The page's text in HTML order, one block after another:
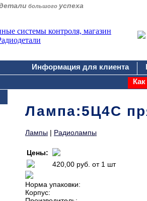
большого успеха
Информация для клиента
Лампа:5Ц4С
Лампы | Радиолампы
Цены:
420,00 руб. от 1 шт
Норма упаковки:
Корпус: